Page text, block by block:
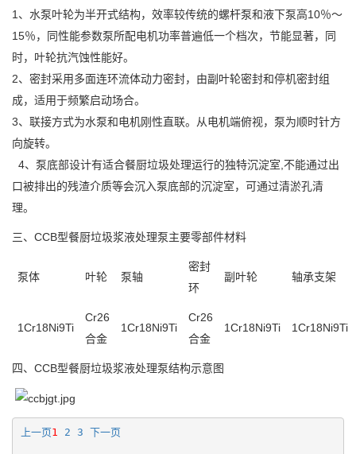
1、水泵叶轮为半开式结构，效率较传统的螺杆泵和液下泵高10％～
15％，同性能参数泵所配电机功率普遍低一个档次，节能显著，同
时，叶轮抗汽蚀性能好。
2、密封采用多面连环流体动力密封，由副叶轮密封和停机密封组
成，适用于频繁启动场合。
3、联接方式为水泵和电机刚性直联。从电机端俯视，泵为顺时针方
向旋转。
4、泵底部设计有适合餐厨垃圾处理运行的独特沉淀室,不能通过出
口被排出的残渣介质等会沉入泵底部的沉淀室，可通过清淤孔清
理。
三、CCB型餐厨垃圾浆液处理泵主要零部件材料
泵体 叶轮 泵轴
密封
环
副叶轮 轴承支架
1Cr18Ni9Ti
Cr26
合金
1Cr18Ni9Ti
Cr26
合金
1Cr18Ni9Ti 1Cr18Ni9Ti
四、CCB型餐厨垃圾浆液处理泵结构示意图
上一页1 2 3 下一页